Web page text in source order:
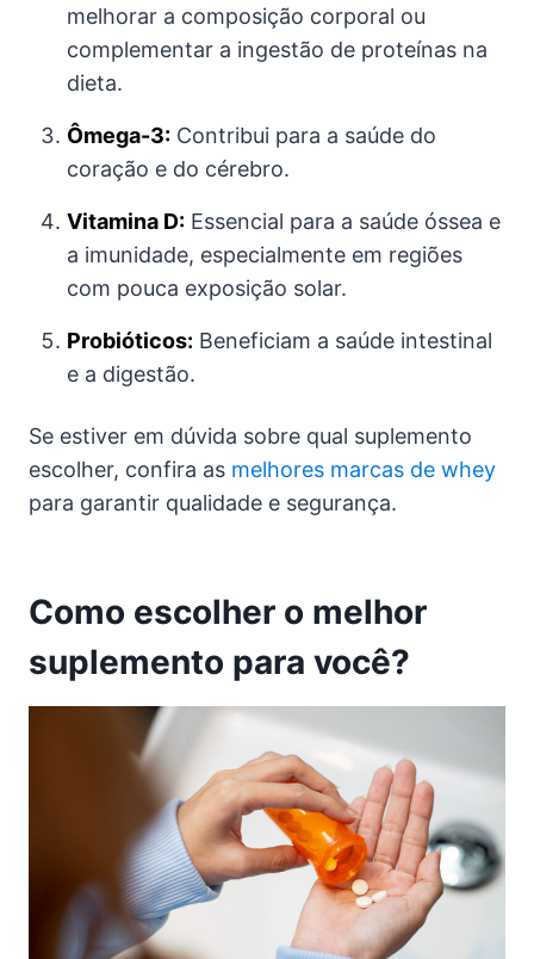
melhorar a composição corporal ou
complementar a ingestão de proteínas na
dieta.
Ômega-3: Contribui para a saúde do
coração e do cérebro.
Vitamina D: Essencial para a saúde óssea e
a imunidade, especialmente em regiões
com pouca exposição solar.
Probióticos: Beneficiam a saúde intestinal
e a digestão.
Se estiver em dúvida sobre qual suplemento
escolher, confira as melhores marcas de whey
para garantir qualidade e segurança.
Como escolher o melhor
suplemento para você?